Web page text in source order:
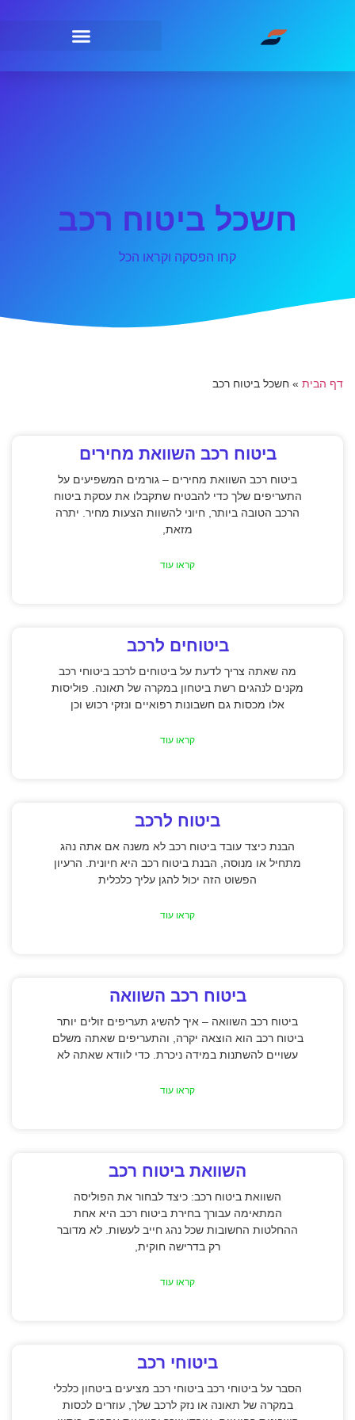
חשכל ביטוח רכב
קחו הפסקה וקראו הכל
דף הבית » חשכל ביטוח רכב
ביטוח רכב השוואת מחירים
ביטוח רכב השוואת מחירים – גורמים המשפיעים על
התעריפים שלך כדי להבטיח שתקבלו את עסקת ביטוח
הרכב הטובה ביותר, חיוני להשוות הצעות מחיר. יתרה
מזאת,
קראו עוד
ביטוחים לרכב
מה שאתה צריך לדעת על ביטוחים לרכב ביטוחי רכב
מקנים לנהגים רשת ביטחון במקרה של תאונה. פוליסות
אלו מכסות גם חשבונות רפואיים ונזקי רכוש וכן
קראו עוד
ביטוח לרכב
הבנת כיצד עובד ביטוח רכב לא משנה אם אתה נהג
מתחיל או מנוסה, הבנת ביטוח רכב היא חיונית. הרעיון
הפשוט הזה יכול להגן עליך כלכלית
קראו עוד
ביטוח רכב השוואה
ביטוח רכב השוואה – איך להשיג תעריפים זולים יותר
ביטוח רכב הוא הוצאה יקרה, והתעריפים שאתה משלם
עשויים להשתנות במידה ניכרת. כדי לוודא שאתה לא
קראו עוד
השוואת ביטוח רכב
השוואת ביטוח רכב: כיצד לבחור את הפוליסה
המתאימה עבורך בחירת ביטוח רכב היא אחת
ההחלטות החשובות שכל נהג חייב לעשות. לא מדובר
רק בדרישה חוקית,
קראו עוד
ביטוחי רכב
הסבר על ביטוחי רכב ביטוחי רכב מציעים ביטחון כלכלי
במקרה של תאונה או נזק לרכב שלך, עוזרים לכסות